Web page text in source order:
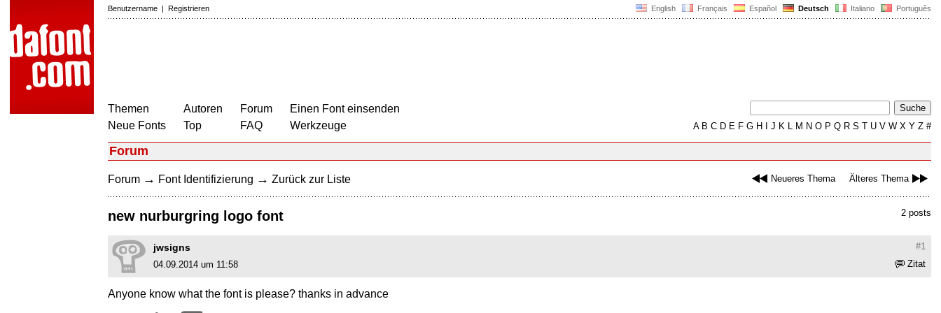
English Français Español Deutsch Italiano Português
Benutzername | Registrieren
Themen
Neue Fonts
Autoren
Top
Forum
FAQ
Einen Font einsenden
Werkzeuge
AB C D E F G H J K L M N O P Q R S T U V W X Y Z #
Forum
Neueres Thema Älteres Thema
Forum → Font Identifizierung → Zurück zur Liste
2 posts
new nurburgring logo font
#1
jwsigns
Zitat
04.09.2014 um 11:58
Anyone know what the font is please? thanks in advance